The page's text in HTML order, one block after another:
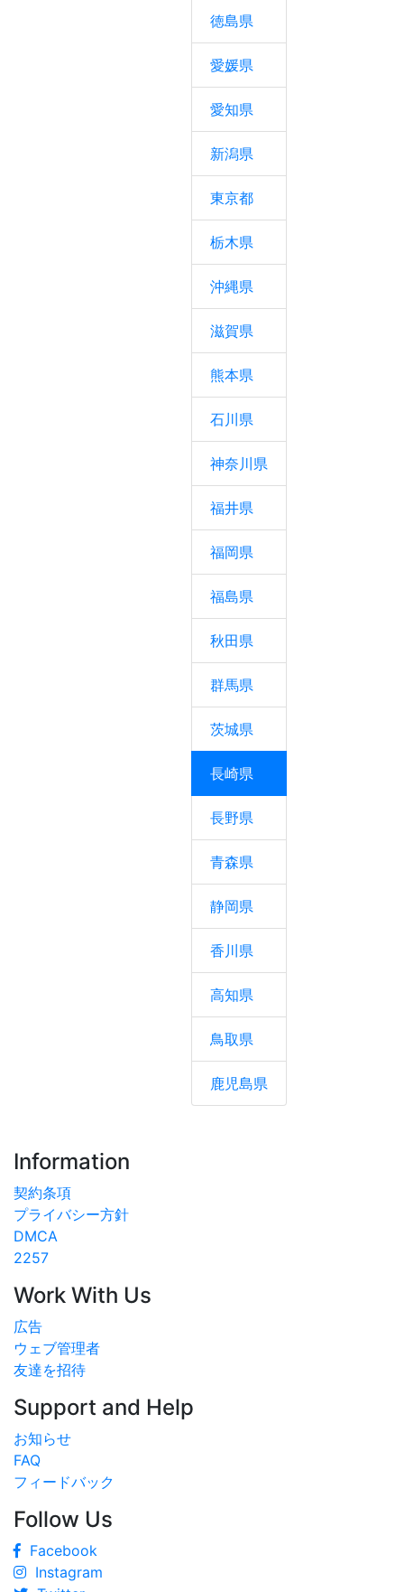
徳島県
愛媛県
愛知県
新潟県
東京都
栃木県
沖縄県
滋賀県
熊本県
石川県
神奈川県
福井県
福岡県
福島県
秋田県
群馬県
茨城県
長崎県
長野県
青森県
静岡県
香川県
高知県
鳥取県
鹿児島県
Information
契約条項
プライバシー方針
DMCA
2257
Work With Us
広告
ウェブ管理者
友達を招待
Support and Help
お知らせ
FAQ
フィードバック
Follow Us
Facebook
Instagram